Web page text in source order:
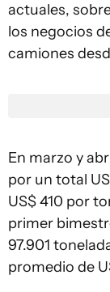
actuales,
los negocios
camiones
En marzo y
por un total
US$ 410 por
primer
97.901
promedio de